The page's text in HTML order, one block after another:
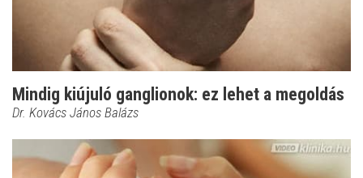
Mindig kiújuló ganglionok: ez lehet a megoldás
Dr. Kovács János Balázs